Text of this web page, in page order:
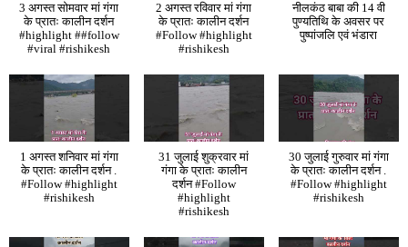
3 अगस्त सोमवार मां गंगा
के प्रातः कालीन दर्शन
#highlight ##follow
#viral #rishikesh
2 अगस्त रविवार मां गंगा
के प्रातः कालीन दर्शन
#Follow #highlight
#rishikesh
नीलकंठ बाबा की 14 वी
पुण्यतिथि के अवसर पर
पुष्पांजलि एवं भंडारा
1 अगस्त शनिवार मां गंगा
के प्रातः कालीन दर्शन .
#Follow #highlight
#rishikesh
31 जुलाई शुक्रवार मां
गंगा के प्रातः कालीन
दर्शन #Follow
#highlight
#rishikesh
30 जुलाई गुरुवार मां गंगा
के प्रातः कालीन दर्शन .
#Follow #highlight
#rishikesh